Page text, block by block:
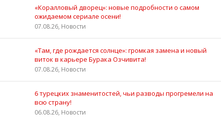
«Коралловый дворец»: новые подробности о самом
ожидаемом сериале осени!
07.08.26, Новости
«Там, где рождается солнце»: громкая замена и новый
виток в карьере Бурака Озчивита!
07.08.26, Новости
6 турецких знаменитостей, чьи разводы прогремели на
всю страну!
06.08.26, Новости